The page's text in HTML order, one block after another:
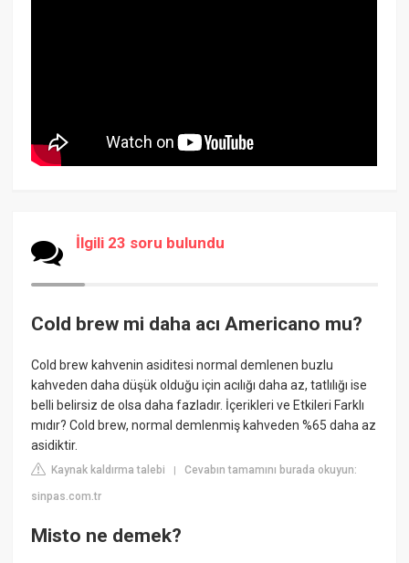
İlgili 23 soru bulundu
Cold brew mi daha acı Americano mu?
Cold brew kahvenin asiditesi normal demlenen buzlu
kahveden daha düşük olduğu için acılığı daha az, tatlılığı ise
belli belirsiz de olsa daha fazladır. İçerikleri ve Etkileri Farklı
mıdır? Cold brew, normal demlenmiş kahveden %65 daha az
asidiktir.
Kaynak kaldırma talebi |Cevabın tamamını burada okuyun:
sinpas.com.tr
Misto ne demek?